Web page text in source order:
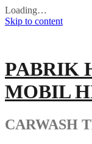
Loading…
Skip to content
PABRIK
MOBIL
CARWASH